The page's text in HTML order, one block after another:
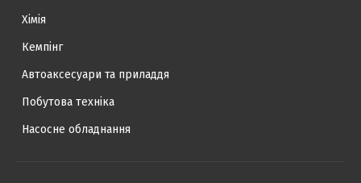
Хімія
Кемпінг
Автоаксесуари та приладдя
Побутова техніка
Насосне обладнання